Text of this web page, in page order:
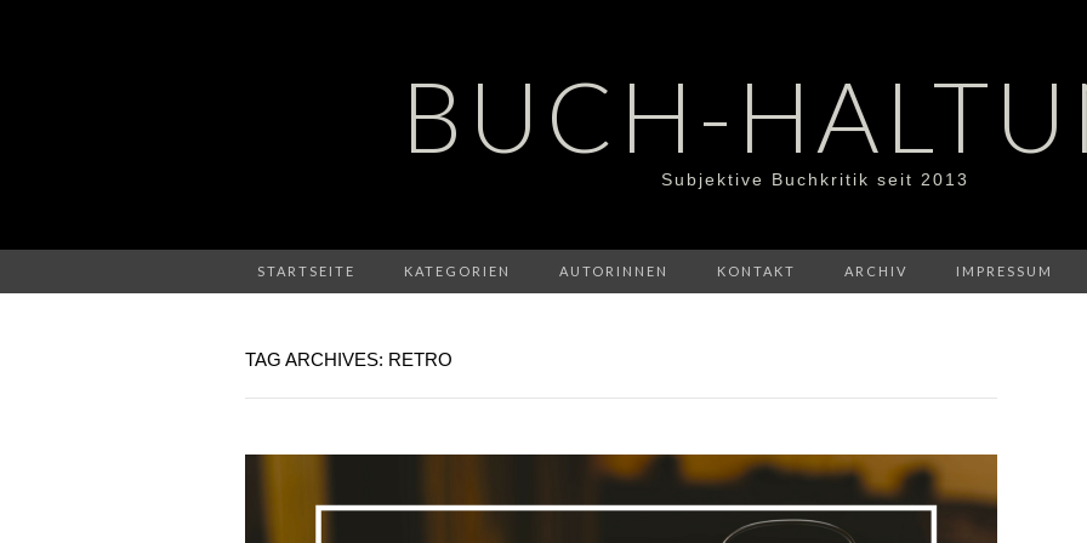
BUCH-
Subjektive Buchkritik seit 2013
STARTSEITE KATEGORIEN AUTORINNEN KONTAKT ARCHIV IMPRESSUM
TAG ARCHIVES: RETRO